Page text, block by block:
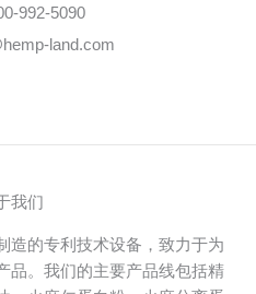
992-5090
land.com
我们
造的专利技术设备，致力于为
品。我们的主要产品线包括精